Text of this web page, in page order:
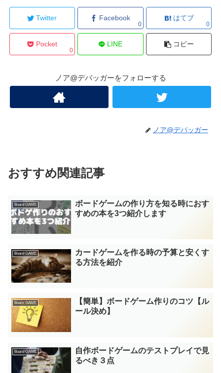
Twitter Facebook
0
はてブ
0
Pocket
0
LINE コピー
ノア@デバッガーをフォローする
ノア@デバッガー
おすすめ関連記事
Board GAME
ボードゲームの作り方を知る時におす
すめの本を3つ紹介します
Board GAME
カードゲームを作る時の予算と安くす
る方法を紹介
Board GAME
【簡単】ボードゲーム作りのコツ【ル
ール決め】
Board GAME
自作ボードゲームのテストプレイで見
るべき３点